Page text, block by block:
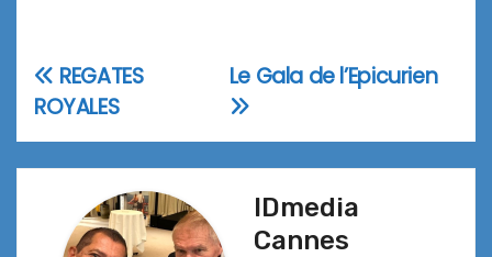
Navigation
de
l’article
Le Gala de l’Epicurien
REGATES
ROYALES
IDmedia
Cannes